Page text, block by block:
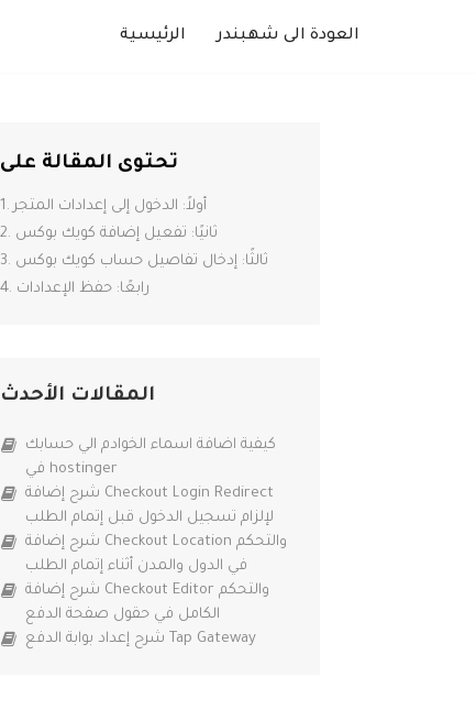
الرئيسية العودة الى شهبندر
تحتوى المقالة على
1. أولاً: الدخول إلى إعدادات المتجر
2. ثانيًا: تفعيل إضافة كويك بوكس
3. ثالثًا: إدخال تفاصيل حساب كويك بوكس
4. رابعًا: حفظ الإعدادات
المقالات الأحدث
كيفية اضافة اسماء الخوادم الي حسابك
في hostinger
شرح إضافة Checkout Login Redirect
لإلزام تسجيل الدخول قبل إتمام الطلب
شرح إضافة Checkout Location والتحكم
في الدول والمدن أثناء إتمام الطلب
شرح إضافة Checkout Editor والتحكم
الكامل في حقول صفحة الدفع
شرح إعداد بوابة الدفع Tap Gateway